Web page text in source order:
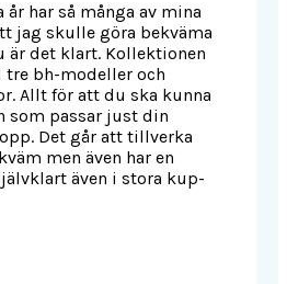
år har så många av mina
jag skulle göra bekväma
är det klart. Kollektionen
tre bh-modeller och
Allt för att du ska kunna
som passar just din
Det går att tillverka
men även har en
även i stora kup-